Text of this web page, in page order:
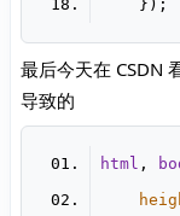
最后今天在 CSDN
导致的
html ,